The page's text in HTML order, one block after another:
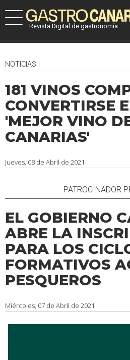
Revista Digital de gastronomía
NOTICIAS
181 VINOS
CONVERTIRSE
'MEJOR VINO
CANARIAS'
Jueves, 08 de Abril de 2021
PATROCINADOR
EL GOBIERNO
ABRE LA
PARA LOS
FORMATIVOS
PESQUEROS
Miércoles, 07 de Abril de 2021